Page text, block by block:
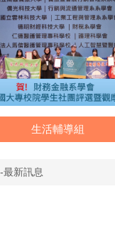
生活輔導組
生活輔導組
最新訊息